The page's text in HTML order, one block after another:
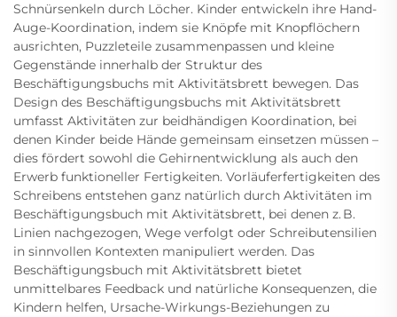
Schnürsenkeln durch Löcher. Kinder entwickeln ihre Hand-
Auge-Koordination, indem sie Knöpfe mit Knopflöchern
ausrichten, Puzzleteile zusammenpassen und kleine
Gegenstände innerhalb der Struktur des
Beschäftigungsbuchs mit Aktivitätsbrett bewegen. Das
Design des Beschäftigungsbuchs mit Aktivitätsbrett
umfasst Aktivitäten zur beidhändigen Koordination, bei
denen Kinder beide Hände gemeinsam einsetzen müssen –
dies fördert sowohl die Gehirnentwicklung als auch den
Erwerb funktioneller Fertigkeiten. Vorläuferfertigkeiten des
Schreibens entstehen ganz natürlich durch Aktivitäten im
Beschäftigungsbuch mit Aktivitätsbrett, bei denen z. B.
Linien nachgezogen, Wege verfolgt oder Schreibutensilien
in sinnvollen Kontexten manipuliert werden. Das
Beschäftigungsbuch mit Aktivitätsbrett bietet
unmittelbares Feedback und natürliche Konsequenzen, die
Kindern helfen, Ursache-Wirkungs-Beziehungen zu